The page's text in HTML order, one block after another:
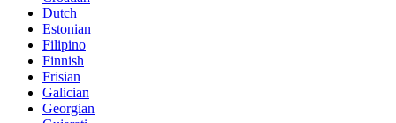
Dutch
Estonian
Filipino
Finnish
Frisian
Galician
Georgian